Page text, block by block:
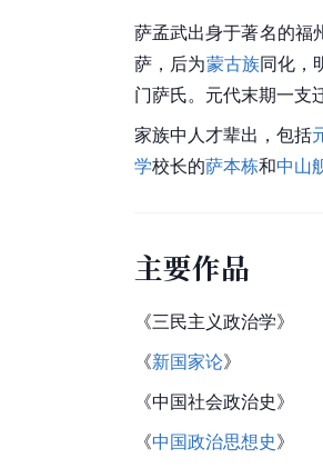
萨孟武出身于著名的福
萨，后为蒙古族同化，
门萨氏。元代末期一支
家族中人才辈出，包括
学校长的萨本栋和中山
主要作品
《三民主义政治学》
《新国家论》
《中国社会政治史》
《中国政治思想史》